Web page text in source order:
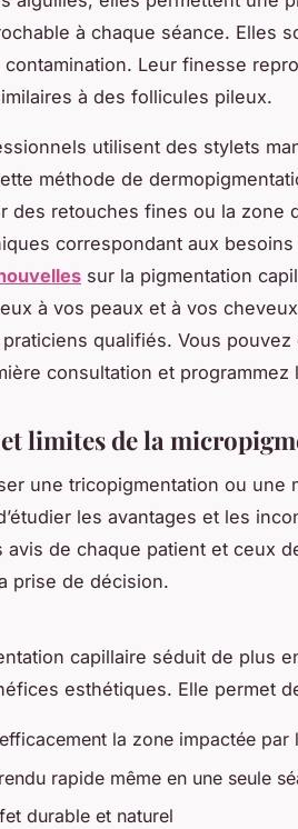
à chaque séance. Elles
Leur finesse
à des follicules pileux.
utilisent des stylets
méthode de
des retouches fines ou la zone
correspondant aux
sur la pigmentation
à vos peaux et à vos
qualifiés. Vous
consultation et
et limites de la
une tricopigmentation ou une
les avantages et les
avis de chaque patient et ceux
prise de décision.
capillaire séduit de plus
esthétiques. Elle permet
la zone impactée par
rapide même en une seule
durable et naturel